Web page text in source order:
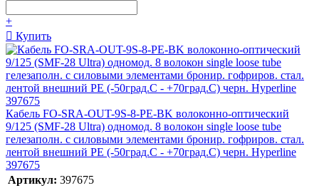
+
Купить
Кабель FO-SRA-OUT-9S-8-PE-BK волоконно-оптический
9/125 (SMF-28 Ultra) одномод. 8 волокон single loose tube
гелезаполн. с силовыми элементами бронир. гофриров. стал.
лентой внешний PE (-50град.C - +70град.C) черн. Hyperline
397675
Артикул: 397675